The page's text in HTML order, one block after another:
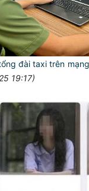
đài taxi trên
19:17)